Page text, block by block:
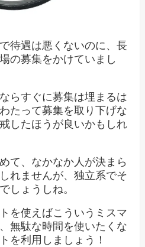
待遇は悪くないのに、長
の募集をかけていまし
らすぐに募集は埋まるは
たって募集を取り下げな
したほうが良いかもしれ
て、なかなか人が決まら
れませんが、独立系でそ
しょうしね。
を使えばこういうミスマ
無駄な時間を使いたくな
を利用しましょう！